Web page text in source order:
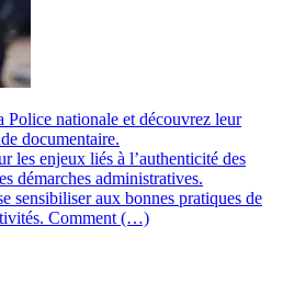
Police nationale et découvrez leur
documentaire.
les enjeux liés à l’authenticité des
démarches administratives.
sensibiliser aux bonnes pratiques de
Comment (…)